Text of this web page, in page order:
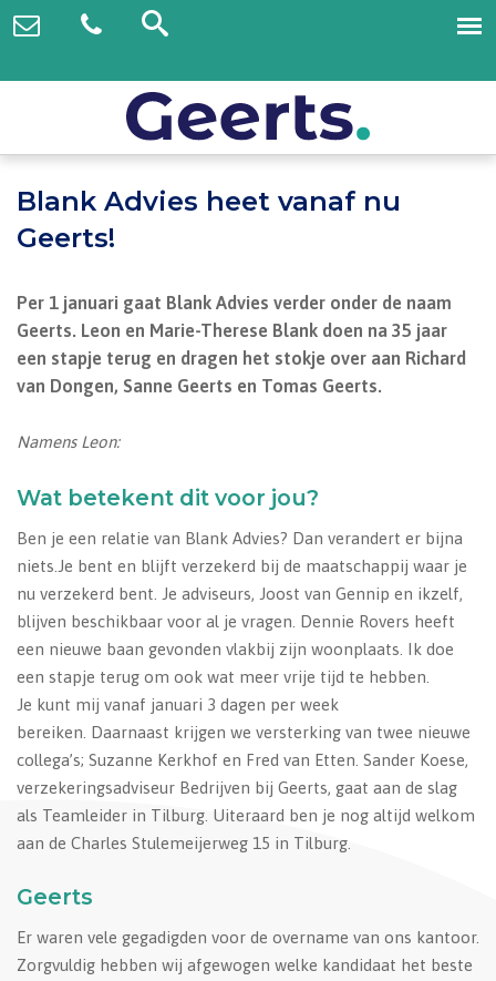
Blank Advies heet vanaf nu
Geerts!
Per 1 januari gaat Blank Advies verder onder de naam
Geerts. Leon en Marie-Therese Blank doen na 35 jaar
een stapje terug en dragen het stokje over aan Richard
van Dongen, Sanne Geerts en Tomas Geerts.
Namens Leon:
Wat betekent dit voor jou?
Ben je een relatie van Blank Advies? Dan verandert er bijna
niets.Je bent en blijft verzekerd bij de maatschappij waar je
nu verzekerd bent. Je adviseurs, Joost van Gennip en ikzelf,
blijven beschikbaar voor al je vragen. Dennie Rovers heeft
een nieuwe baan gevonden vlakbij zijn woonplaats. Ik doe
een stapje terug om ook wat meer vrije tijd te hebben.
Je kunt mij vanaf januari 3 dagen per week
bereiken. Daarnaast krijgen we versterking van twee nieuwe
collega’s; Suzanne Kerkhof en Fred van Etten. Sander Koese,
verzekeringsadviseur Bedrijven bij Geerts, gaat aan de slag
als Teamleider in Tilburg. Uiteraard ben je nog altijd welkom
aan de Charles Stulemeijerweg 15 in Tilburg.
Geerts
Er waren vele gegadigden voor de overname van ons kantoor.
Zorgvuldig hebben wij afgewogen welke kandidaat het beste